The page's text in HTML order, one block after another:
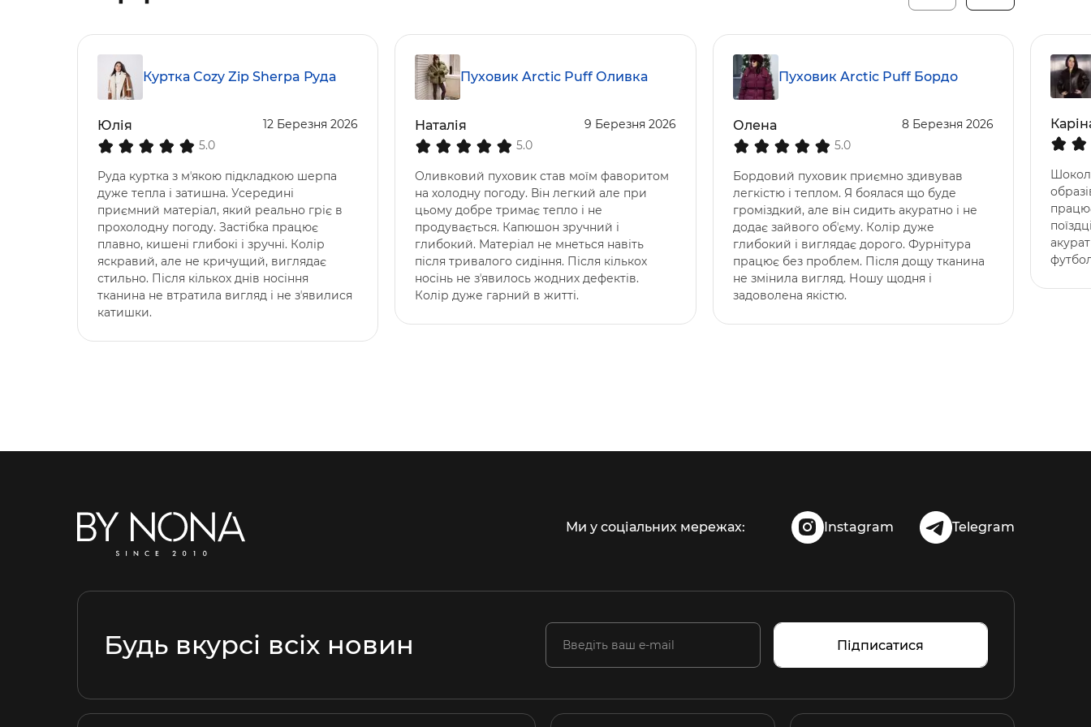
Куртка Cozy Zip Sherpa Руда
Юлія
5.0
12 Березня 2026
Руда куртка з мʼякою підкладкою шерпа
дуже тепла і затишна. Усередині
приємний матеріал, який реально гріє в
прохолодну погоду. Застібка працює
плавно, кишені глибокі і зручні. Колір
яскравий, але не кричущий, виглядає
стильно. Після кількох днів носіння
тканина не втратила вигляд і не зʼявилися
катишки.
Пуховик Arctic Puff Оливка
Наталія
5.0
9 Березня 2026
Оливковий пуховик став моїм фаворитом
на холодну погоду. Він легкий але при
цьому добре тримає тепло і не
продувається. Капюшон зручний і
глибокий. Матеріал не мнеться навіть
після тривалого сидіння. Після кількох
носінь не зʼявилось жодних дефектів.
Колір дуже гарний в житті.
Пуховик Arctic Puff Бордо
Олена
5.0
8 Березня 2026
Бордовий пуховик приємно здивував
легкістю і теплом. Я боялася що буде
громіздкий, але він сидить акуратно і не
додає зайвого обʼєму. Колір дуже
глибокий і виглядає дорого. Фурнітура
працює без проблем. Після дощу тканина
не змінила вигляд. Ношу щодня і
задоволена якістю.
Ми у соціальних мережах: Instagram Telegram
Будь вкурсі всіх новин Підписатися